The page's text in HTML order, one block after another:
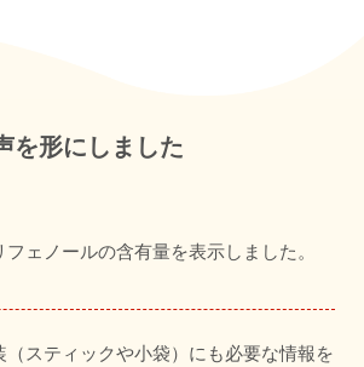
を形にしました
フェノールの含有量を表示しました。
（スティックや小袋）にも必要な情報を